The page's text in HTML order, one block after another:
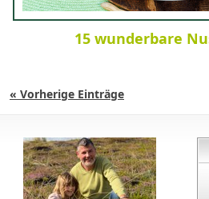
15 wunderbare
« Vorherige Einträge